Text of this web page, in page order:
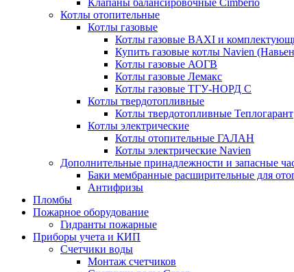
Клапаны балансировочные Cimberio
Котлы отопительные
Котлы газовые
Котлы газовые BAXI и
Купить газовые котлы Navien
Котлы газовые АОГВ
Котлы газовые Лемакс
Котлы газовые ТГУ-НОРД С
Котлы твердотопливные
Котлы твердотопливные Теплогарант
Котлы электрические
Котлы отопительные ГАЛАН
Котлы электрические Navien
Дополнительные принадлежности и запасные
Баки мембранные расширительные для
Антифризы
Пломбы
Пожарное оборудование
Гидранты пожарные
Приборы учета и КИП
Счетчики воды
Монтаж счетчиков